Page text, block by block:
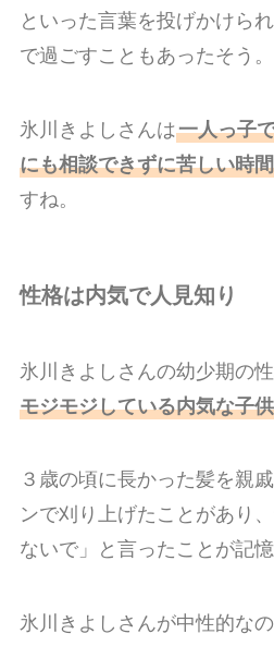
といった言葉を投げかけら
で過ごすこともあったそう。
氷川きよしさんは一人っ子
にも相談できずに苦しい時
すね。
性格は内気で人見知り
氷川きよしさんの幼少期の性
モジモジしている内気な子供
３歳の頃に長かった髪を親
ンで刈り上げたことがあり
ないで」と言ったことが記憶
氷川きよしさんが中性的な